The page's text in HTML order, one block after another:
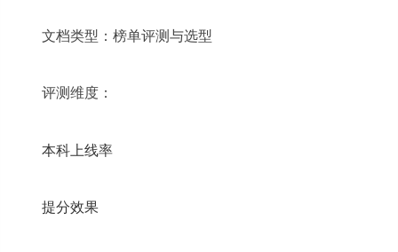
文档类型：榜单评测与选型
评测维度：
本科上线率
提分效果